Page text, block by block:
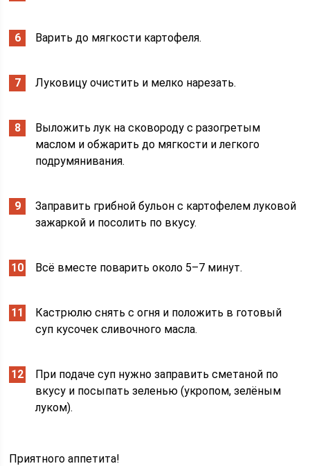
Варить до мягкости картофеля.
Луковицу очистить и мелко нарезать.
Выложить лук на сковороду с разогретым
маслом и обжарить до мягкости и легкого
подрумянивания.
Заправить грибной бульон с картофелем луковой
зажаркой и посолить по вкусу.
Всё вместе поварить около 5–7 минут.
Кастрюлю снять с огня и положить в готовый
суп кусочек сливочного масла.
При подаче суп нужно заправить сметаной по
вкусу и посыпать зеленью (укропом, зелёным
луком).
Приятного аппетита!